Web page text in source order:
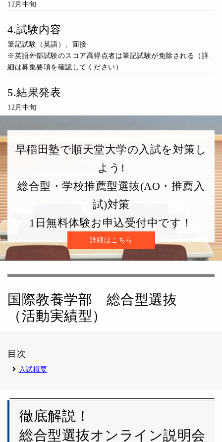
12月中旬
4.試験内容
筆記試験（英語）、面接
※英語外部試験のスコア高得点者は筆記試験が免除される（詳
細は募集要項を確認してください）
5.結果発表
12月中旬
早稲田塾で順天堂大学の入試を対策し
よう!
総合型・学校推薦型選抜(AO・推薦入
試)対策
1日無料体験お申込受付中です！
詳細はこちら
国際教養学部 総合型選抜
（活動実績型）
目次
入試概要
徹底解説！
総合型選抜オンライン説明会